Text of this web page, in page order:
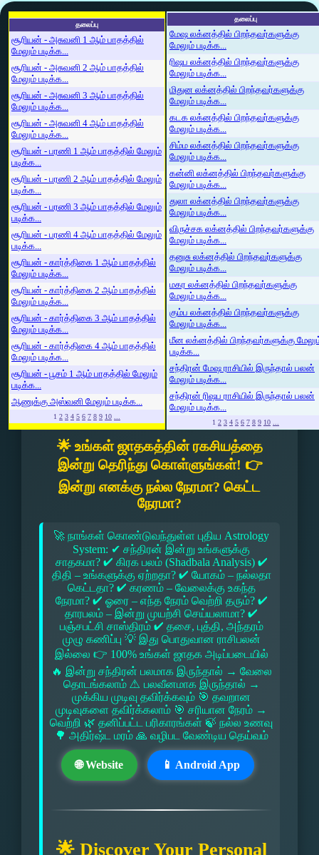
தலைப்பு
சூரியன் - அசுவனி 1 ஆம் பாதத்தில்
மேலும் படிக்க...
சூரியன் - அசுவனி 2 ஆம் பாதத்தில்
மேலும் படிக்க...
சூரியன் - அசுவனி 3 ஆம் பாதத்தில்
மேலும் படிக்க...
சூரியன் - அசுவனி 4 ஆம் பாதத்தில்
மேலும் படிக்க...
சூரியன் - பரணி 1 ஆம் பாதத்தில் மேலும்
படிக்க...
சூரியன் - பரணி 2 ஆம் பாதத்தில் மேலும்
படிக்க...
சூரியன் - பரணி 3 ஆம் பாதத்தில் மேலும்
படிக்க...
சூரியன் - பரணி 4 ஆம் பாதத்தில் மேலும்
படிக்க...
சூரியன் - கார்த்திகை 1 ஆம் பாதத்தில்
மேலும் படிக்க...
சூரியன் - கார்த்திகை 2 ஆம் பாதத்தில்
மேலும் படிக்க...
சூரியன் - கார்த்திகை 3 ஆம் பாதத்தில்
மேலும் படிக்க...
சூரியன் - கார்த்திகை 4 ஆம் பாதத்தில்
மேலும் படிக்க...
சூரியன் - பூசம் 1 ஆம் பாதத்தில் மேலும்
படிக்க...
ஆணுக்கு அஸ்வனி மேலும் படிக்க...
1 2 3 4 5 6 7 8 9 10 ...
தலைப்பு
மேஷ லக்னத்தில் பிறந்தவர்களுக்கு
மேலும் படிக்க...
ரிஷப லக்னத்தில் பிறந்தவர்களுக்கு
மேலும் படிக்க...
மிதுன லக்னத்தில் பிறந்தவர்களுக்கு
மேலும் படிக்க...
கடக லக்னத்தில் பிறந்தவர்களுக்கு
மேலும் படிக்க...
சிம்ம லக்னத்தில் பிறந்தவர்களுக்கு
மேலும் படிக்க...
கன்னி லக்னத்தில் பிறந்தவர்களுக்கு
மேலும் படிக்க...
துலா லக்னத்தில் பிறந்தவர்களுக்கு
மேலும் படிக்க...
விருச்சக லக்னத்தில் பிறந்தவர்களுக்கு
மேலும் படிக்க...
தனுசு லக்னத்தில் பிறந்தவர்களுக்கு
மேலும் படிக்க...
மகர லக்னத்தில் பிறந்தவர்களுக்கு
மேலும் படிக்க...
கும்ப லக்னத்தில் பிறந்தவர்களுக்கு
மேலும் படிக்க...
மீன லக்னத்தில் பிறந்தவர்களுக்கு
படிக்க...
சந்திரன் மேஷ ராசியில் இருந்தால் பலன்
மேலும் படிக்க...
சந்திரன் ரிஷப ராசியில் இருந்தால் பலன்
மேலும் படிக்க...
1 2 3 4 5 6 7 8 9 10 ...
🌟 உங்கள் ஜாதகத்தின் ரகசியத்தை
இன்று தெரிந்து கொள்ளுங்கள்! 👉
இன்று எனக்கு நல்ல நேரமா? கெட்ட
நேரமா?
🚀 நாங்கள் கொண்டுவந்துள்ள புதிய Astrology
System: ✔ சந்திரன் இன்று உங்களுக்கு
சாதகமா? ✔ கிரக பலம் (Shadbala Analysis) ✔
திதி – உங்களுக்கு ஏற்றதா? ✔ யோகம் – நல்லதா
கெட்டதா? ✔ கரணம் – வேலைக்கு உகந்த
நேரமா? ✔ ஓரை – எந்த நேரம் வெற்றி தரும்? ✔
தாரபலம் – இன்று முயற்சி செய்யலாமா? ✔
பஞ்சபட்சி சாஸ்திரம் ✔ தசை, புத்தி, அந்தரம்
முழு கணிப்பு 💡 இது பொதுவான ராசிபலன்
இல்லை 👉 100% உங்கள் ஜாதக அடிப்படையில்
🔥 இன்று சந்திரன் பலமாக இருந்தால் → வேலை
தொடங்கலாம் ⚠ பலவீனமாக இருந்தால் →
முக்கிய முடிவு தவிர்க்கவும் 🎯 தவறான
முடிவுகளை தவிர்க்கலாம் 🎯 சரியான நேரம் →
வெற்றி 🌿 தனிப்பட்ட பரிகாரங்கள் 🍃 நல்ல உணவு
🌳 அதிர்ஷ்ட மரம் 🙏 வழிபட வேண்டிய தெய்வம்
🌐 Website 📱 Android App
🌟 Discover Your Personal